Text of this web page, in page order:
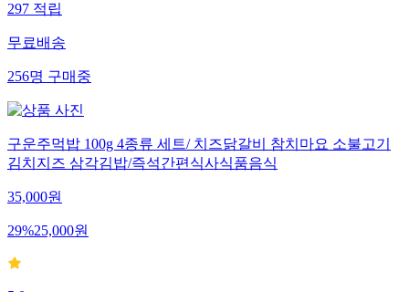
297적립
무료배송
256명구매중
구운주먹밥 100g 4종류 세트/ 치즈닭갈비 참치마요 소불고기
김치지즈 삼각김밥/즉석간편식사식품음식
35,000원
29%25,000원